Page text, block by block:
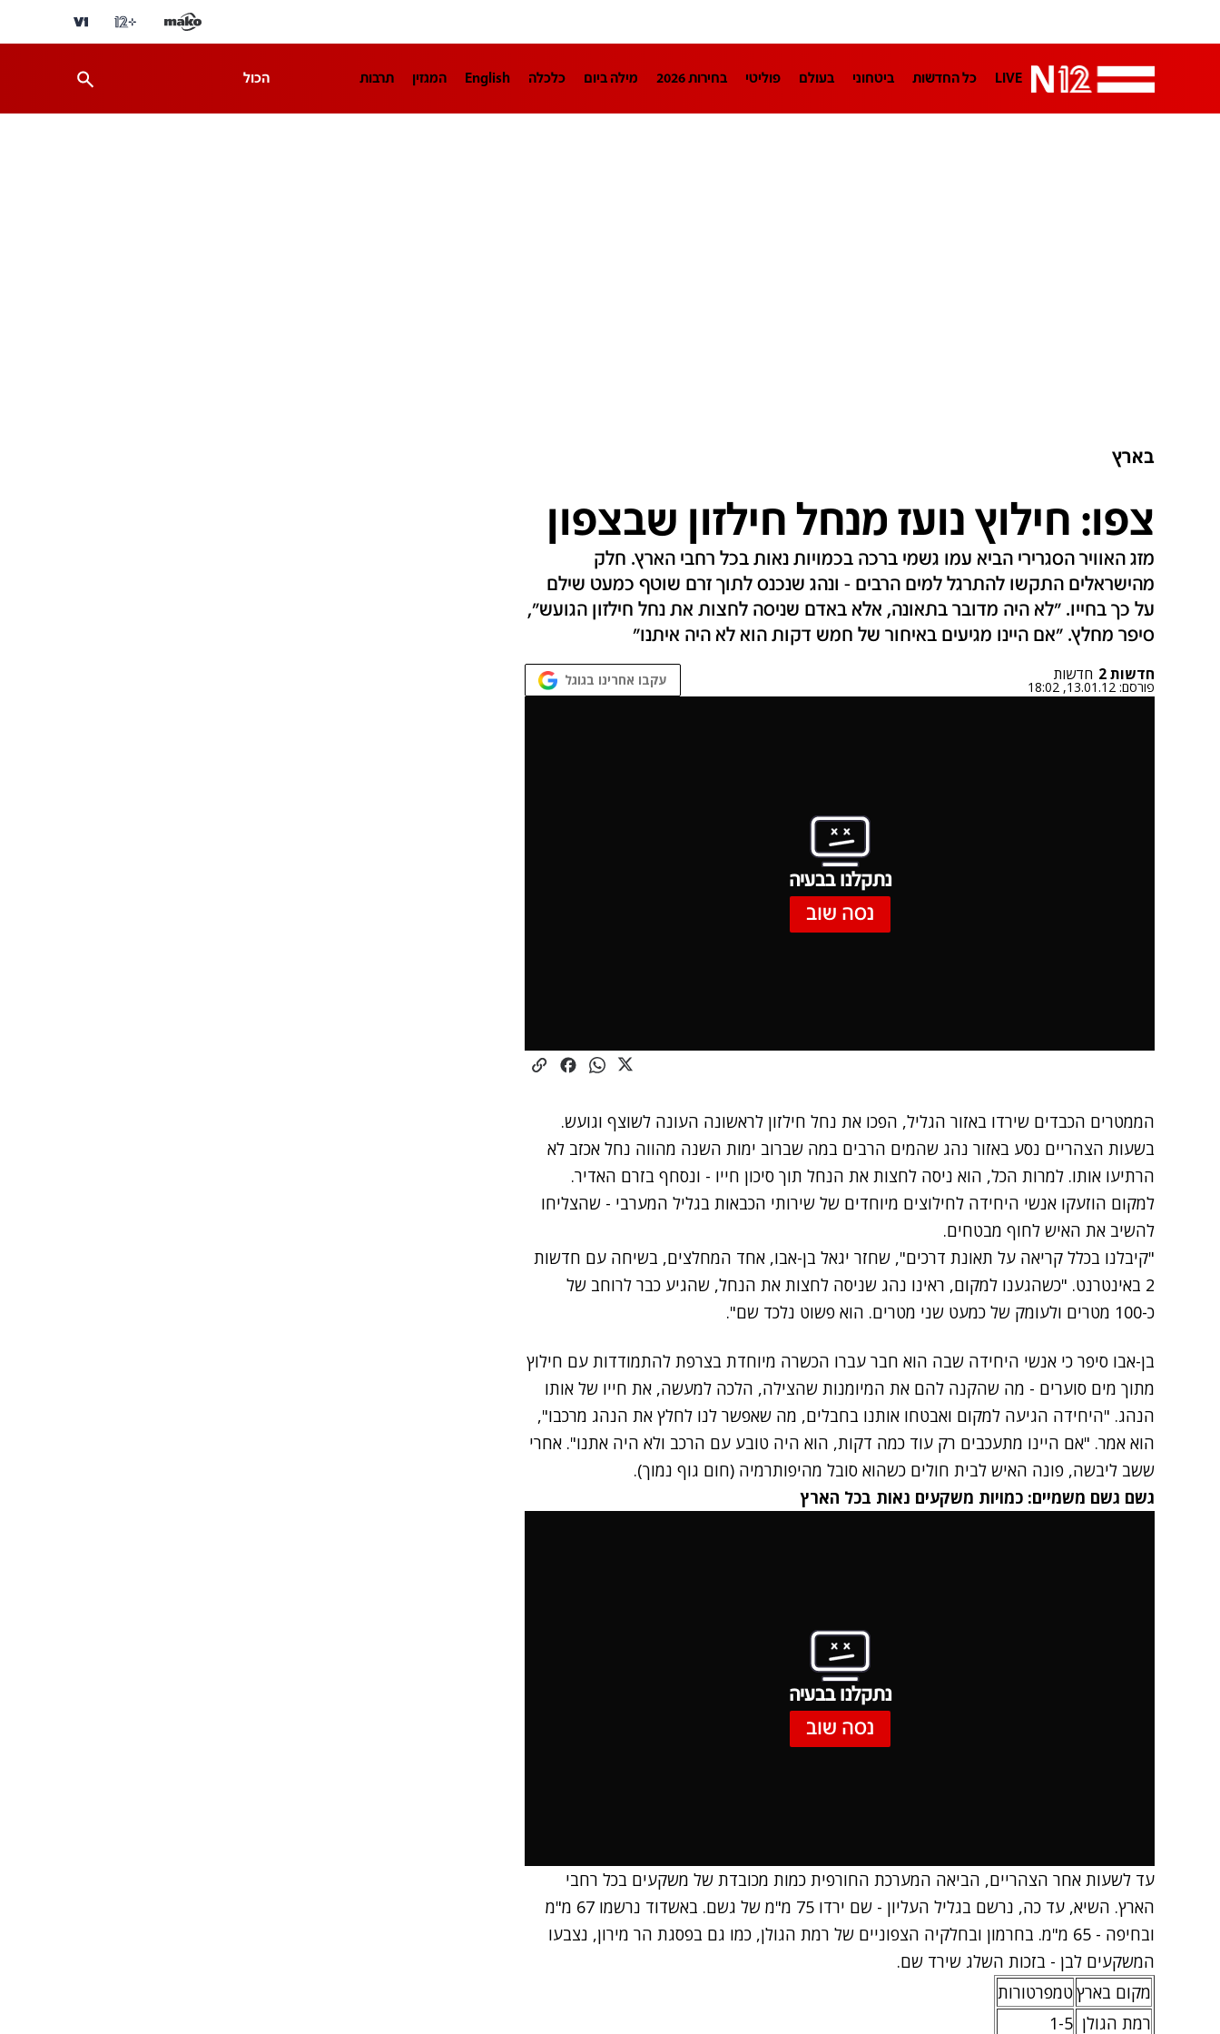
LIVE כל החדשות ביטחוני בעולם פוליטי בחירות 2026 מילה ביום כלכלה English המגזין תרבות הכול
בארץ
צפו: חילוץ נועז מנחל חילזון שבצפון
מזג האוויר הסגרירי הביא עמו גשמי ברכה בכמויות נאות בכל רחבי הארץ. חלק
מהישראלים התקשו להתרגל למים הרבים - ונהג שנכנס לתוך זרם שוטף כמעט שילם
על כך בחייו. "לא היה מדובר בתאונה, אלא באדם שניסה לחצות את נחל חילזון הגועש",
סיפר מחלץ. "אם היינו מגיעים באיחור של חמש דקות הוא לא היה איתנו"
חדשות 2 חדשות
פורסם: 13.01.12, 18:02 עקבו אחרינו בגוגל
נתקלנו בבעיה
נסה שוב
הממטרים הכבדים שירדו באזור הגליל, הפכו את נחל חילזון לראשונה העונה לשוצף וגועש.
בשעות הצהריים נסע באזור נהג שהמים הרבים במה שברוב ימות השנה מהווה נחל אכזב לא
הרתיעו אותו. למרות הכל, הוא ניסה לחצות את הנחל תוך סיכון חייו - ונסחף בזרם האדיר.
למקום הוזעקו אנשי היחידה לחילוצים מיוחדים של שירותי הכבאות בגליל המערבי - שהצליחו
להשיב את האיש לחוף מבטחים.
"קיבלנו בכלל קריאה על תאונת דרכים", שחזר יגאל בן-אבו, אחד המחלצים, בשיחה עם חדשות
2 באינטרנט. "כשהגענו למקום, ראינו נהג שניסה לחצות את הנחל, שהגיע כבר לרוחב של
כ-100 מטרים ולעומק של כמעט שני מטרים. הוא פשוט נלכד שם".
בן-אבו סיפר כי אנשי היחידה שבה הוא חבר עברו הכשרה מיוחדת בצרפת להתמודדות עם חילוץ
מתוך מים סוערים - מה שהקנה להם את המיומנות שהצילה, הלכה למעשה, את חייו של אותו
הנהג. "היחידה הגיעה למקום ואבטחו אותנו בחבלים, מה שאפשר לנו לחלץ את הנהג מרכבו",
הוא אמר. "אם היינו מתעכבים רק עוד כמה דקות, הוא היה טובע עם הרכב ולא היה אתנו". אחרי
ששב ליבשה, פונה האיש לבית חולים כשהוא סובל מהיפותרמיה (חום גוף נמוך).
גשם גשם משמיים: כמויות משקעים נאות בכל הארץ
נתקלנו בבעיה
נסה שוב
עד לשעות אחר הצהריים, הביאה המערכת החורפית כמות מכובדת של משקעים בכל רחבי
הארץ. השיא, עד כה, נרשם בגליל העליון - שם ירדו 75 מ"מ של גשם. באשדוד נרשמו 67 מ"מ
ובחיפה - 65 מ"מ. בחרמון ובחלקיה הצפוניים של רמת הגולן, כמו גם בפסגת הר מירון, נצבעו
המשקעים לבן - בזכות השלג שירד שם.
מקום בארץטמפרטורות
רמת הגולן 1-5